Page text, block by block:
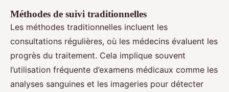
Méthodes de suivi traditionnelles
Les méthodes traditionnelles incluent les
consultations régulières, où les médecins évaluent les
progrès du traitement. Cela implique souvent
l’utilisation fréquente d’examens médicaux comme les
analyses sanguines et les imageries pour détecter